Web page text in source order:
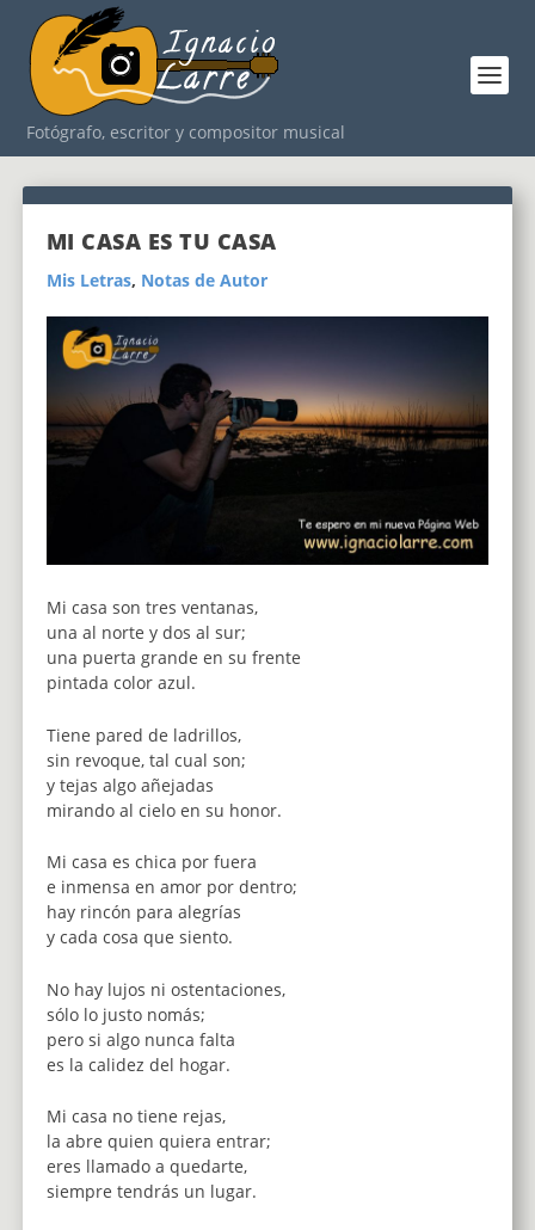
Fotógrafo, escritor y compositor musical
MI CASA ES TU CASA
Mis Letras, Notas de Autor
Mi casa son tres ventanas,
una al norte y dos al sur;
una puerta grande en su frente
pintada color azul.
Tiene pared de ladrillos,
sin revoque, tal cual son;
y tejas algo añejadas
mirando al cielo en su honor.
Mi casa es chica por fuera
e inmensa en amor por dentro;
hay rincón para alegrías
y cada cosa que siento.
No hay lujos ni ostentaciones,
sólo lo justo nomás;
pero si algo nunca falta
es la calidez del hogar.
Mi casa no tiene rejas,
la abre quien quiera entrar;
eres llamado a quedarte,
siempre tendrás un lugar.